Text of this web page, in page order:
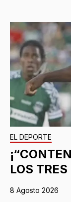
EL DEPORTE
LOS
8 Agosto 2026